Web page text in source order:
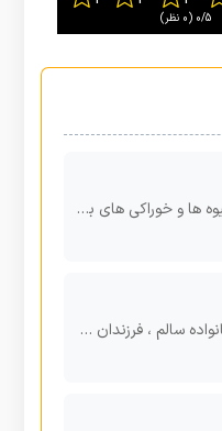
0/5 ‫(0 نظر)
ها و خوراکی های بهشتی
سالم ، فرزندان سالم